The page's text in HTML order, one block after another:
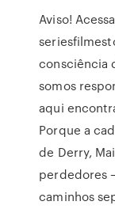
Aviso!
consciência
somos
aqui
Porque a
de Derry,
perdedores
caminhos